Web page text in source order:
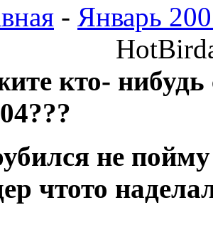
- Январь
кто- нибудь
не
чтото